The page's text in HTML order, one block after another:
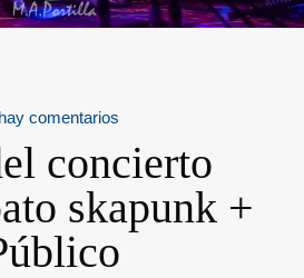
comentarios
concierto
skapunk +